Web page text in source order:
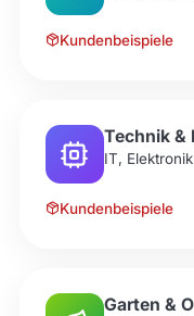
Kundenbeispiele
Technik &
IT,
Kundenbeispiele
Garten &